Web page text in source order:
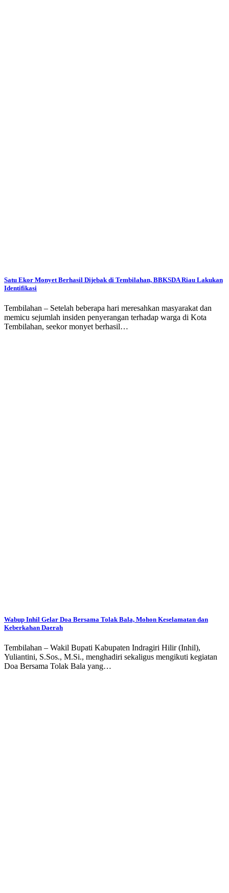
Satu Ekor Monyet Berhasil Dijebak di Tembilahan, BBKSDA Riau Lakukan
Identifikasi
Tembilahan – Setelah beberapa hari meresahkan masyarakat dan
memicu sejumlah insiden penyerangan terhadap warga di Kota
Tembilahan, seekor monyet berhasil…
Wabup Inhil Gelar Doa Bersama Tolak Bala, Mohon Keselamatan dan
Keberkahan Daerah
Tembilahan – Wakil Bupati Kabupaten Indragiri Hilir (Inhil),
Yuliantini, S.Sos., M.Si., menghadiri sekaligus mengikuti kegiatan
Doa Bersama Tolak Bala yang…